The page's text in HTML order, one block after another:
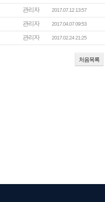
관리자 2017.07.12 13:57
관리자 2017.04.07 09:53
관리자 2017.02.24 21:25
처음목록